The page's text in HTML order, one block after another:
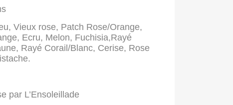
Vieux rose, Patch Rose/Orange,
Ecru, Melon, Fuchisia,Rayé
Rayé Corail/Blanc, Cerise, Rose
par L’Ensoleillade